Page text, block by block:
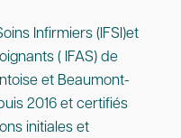
Infirmiers (IFSI)et
( IFAS) de
et Beaumont-
2016 et certifiés
initiales et